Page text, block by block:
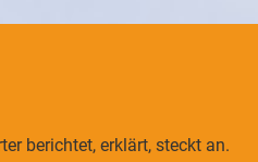
berichtet, erklärt, steckt an.